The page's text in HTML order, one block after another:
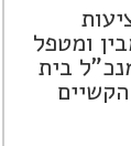
ומטפל
בית